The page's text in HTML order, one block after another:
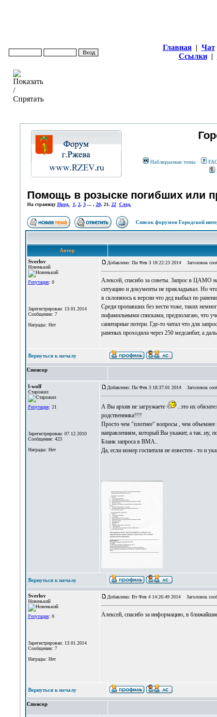
Главная | Чат
Ссылки |
Наблюдаемые темы
Помощь в розыске погибших или
На страницу Пред. 1, 2, 3... , 20, 21, 22 След.
Список форумов Городской
Автор
Sverlov
Новенький
Репутация: 0
Зарегистрирован: 13.01.2014
Сообщения: 7
Награды: Нет
Добавлено: Пн Фев 3 18:22:23 2014 Заголовок
Алексей, спасибо за советы. Запрос в ЦАМО
ситуацию и документы не прикладывал. Но
я склоняюсь к версии что дед выбыл по
Среди пропавших без вести тоже, таких
пофамильными списками, предполагаю, что
санитарные потери. Где-то читал что для
раненых проходила через 250 медсанбат, а
Вернуться к началу
Спонсор
l-wolf
Старожил
Репутация: 21
Зарегистрирован: 07.12.2010
Сообщения: 423
Награды: Нет
Добавлено: Пн Фев 3 18:37:01 2014 Заголовок
А Вы архив не загружаете
..это их
родственника!!!!
Просто чем "плотнее" вопросы , чем объемнее
направлениям, который Вы укажит, а так..ну,
Бланк запроса в ВМА..
Да, если номер госпиталя не известен - то и
Вернуться к началу
Sverlov
Новенький
Репутация: 0
Зарегистрирован: 13.01.2014
Сообщения: 7
Награды: Нет
Добавлено: Вт Фев 4 14:26:49 2014 Заголовок
Алексей, спасибо за информацию, в
Вернуться к началу
Спонсор